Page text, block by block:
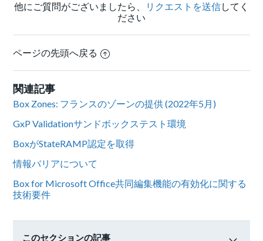
他にご質問がございましたら、 リクエストを送信してく
ださい
ページの先頭へ戻る
関連記事
Box Zones: フランスのゾーンの提供 (2022年5月)
GxP Validationサンドボックステスト環境
BoxがStateRAMP認定を取得
情報バリアについて
Box for Microsoft Office共同編集機能の有効化に関する
技術要件
このセクションの記事